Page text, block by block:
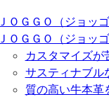
ＪＯＧＧＯ（ジョッ
ＪＯＧＧＯ（ジョッ
カスタマイズが
サスティナブル
質の高い牛本革